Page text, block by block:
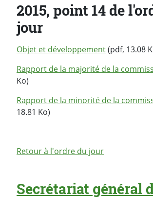
2015, point 14 de
jour
Objet et développement(pdf, 13.08
Rapport de la majorité de la
Ko)
Rapport de la minorité de la
18.81 Ko)
Retour à l'ordre du jour
Secrétariat général